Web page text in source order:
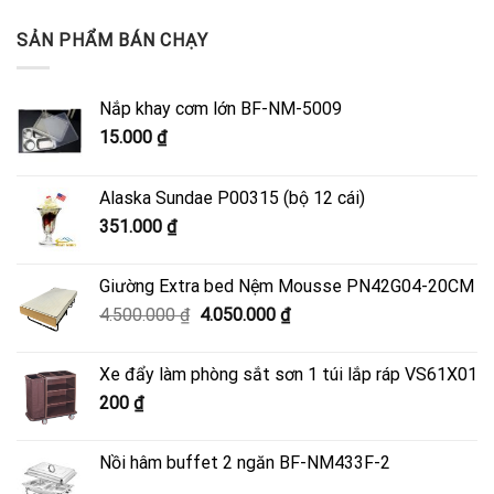
SẢN PHẨM BÁN CHẠY
Nắp khay cơm lớn BF-NM-5009
15.000 ₫
Alaska Sundae P00315 (bộ 12 cái)
351.000 ₫
Giường Extra bed Nệm Mousse PN42G04-20CM
4.500.000₫ Giá
4.500.000 ₫.
4.050.000 ₫Giá
là:
Xe đẩy làm phòng sắt sơn 1 túi lắp ráp VS61X01
200 ₫
Nồi hâm buffet 2 ngăn BF-NM433F-2